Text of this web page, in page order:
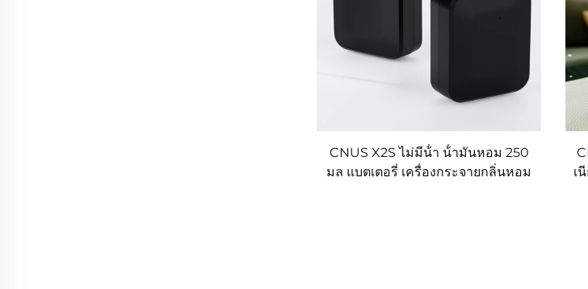
CNUS X2S ไม่มีน้ํา น้ํามันหอม 250
มล แบตเตอรี่ เครื่องกระจายกลิ่นหอม
เ